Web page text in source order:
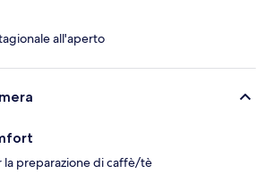
all'aperto
la preparazione di caffè/tè